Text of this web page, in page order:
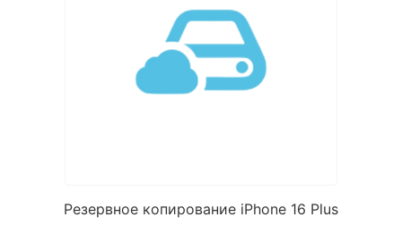
Резервное копирование iPhone 16 Plus